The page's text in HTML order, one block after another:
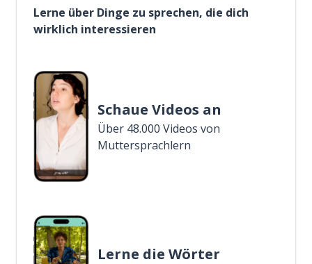
Lerne über Dinge zu sprechen, die dich
wirklich interessieren
Schaue Videos an
Über 48.000 Videos von
Muttersprachlern
Lerne die Wörter